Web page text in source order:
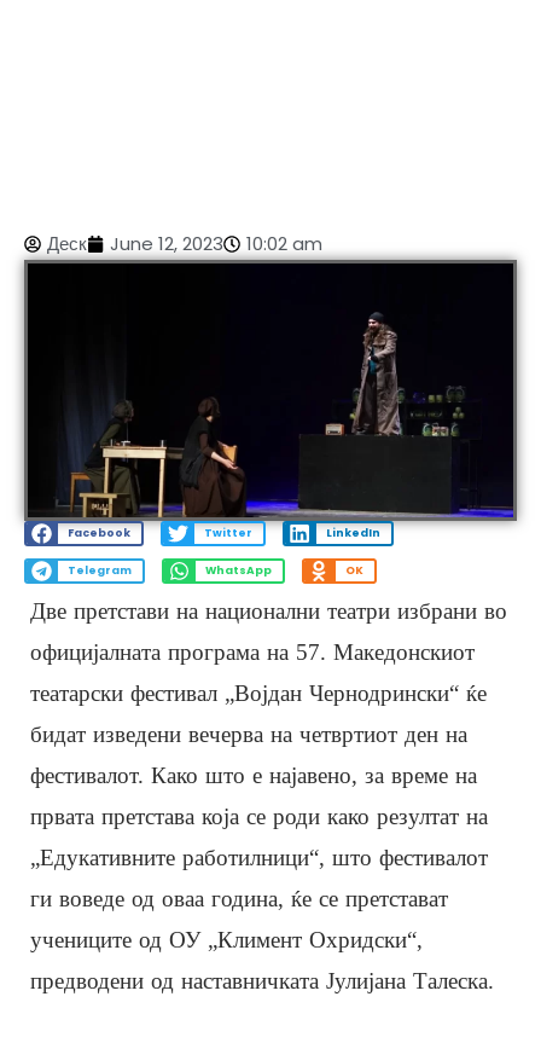
Деск June 12, 2023 10:02 am
Facebook Twitter LinkedIn
Telegram WhatsApp OK
Две претстави на национални театри избрани во
официјалната програма на 57. Македонскиот
театарски фестивал „Војдан Чернодрински“ ќе
бидат изведени вечерва на четвртиот ден на
фестивалот. Како што е најавено, за време на
првата претстава која се роди како резултат на
„Едукативните работилници“, што фестивалот
ги воведе од оваа година, ќе се претстават
учениците од ОУ „Климент Охридски“,
предводени од наставничката Јулијана Талеска.